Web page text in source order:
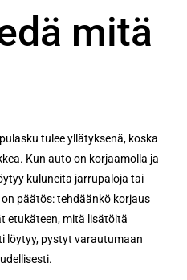
mitä
tulee yllätyksenä, koska
Kun auto on korjaamolla ja
kuluneita jarrupaloja tai
päätös: tehdäänkö korjaus
etukäteen, mitä lisätöitä
löytyy, pystyt varautumaan